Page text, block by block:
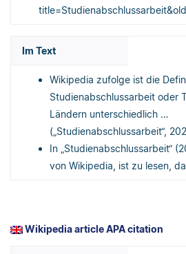
Im Text
Wikipedia zufolge ist die
Studienabschlussarbeit oder
Ländern unterschiedlich …
(„Studienabschlussarbeit“,
In „Studienabschlussarbeit“
von Wikipedia, ist zu lesen,
Wikipedia article APA citation